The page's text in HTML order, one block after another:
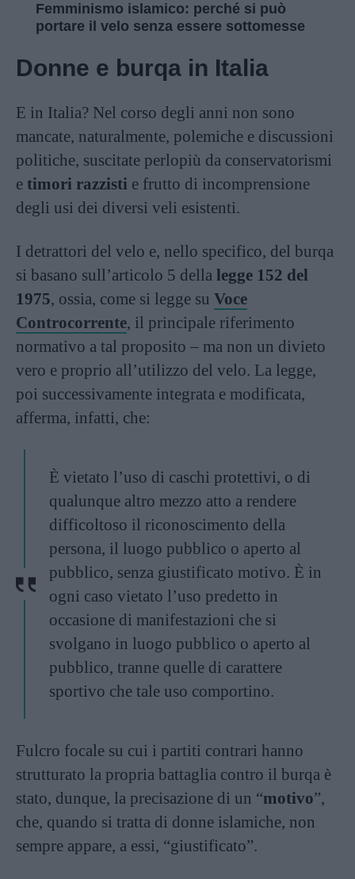
Femminismo islamico: perché si può
portare il velo senza essere sottomesse
Donne e burqa in Italia
E in Italia? Nel corso degli anni non sono
mancate, naturalmente, polemiche e discussioni
politiche, suscitate perlopiù da conservatorismi
e timori razzisti e frutto di incomprensione
degli usi dei diversi veli esistenti.
I detrattori del velo e, nello specifico, del burqa
si basano sull’articolo 5 della legge 152 del
1975, ossia, come si legge su Voce
Controcorrente, il principale riferimento
normativo a tal proposito – ma non un divieto
vero e proprio all’utilizzo del velo. La legge,
poi successivamente integrata e modificata,
afferma, infatti, che:
È vietato l’uso di caschi protettivi, o di
qualunque altro mezzo atto a rendere
difficoltoso il riconoscimento della
persona, il luogo pubblico o aperto al
pubblico, senza giustificato motivo. È in
ogni caso vietato l’uso predetto in
occasione di manifestazioni che si
svolgano in luogo pubblico o aperto al
pubblico, tranne quelle di carattere
sportivo che tale uso comportino.
Fulcro focale su cui i partiti contrari hanno
strutturato la propria battaglia contro il burqa è
stato, dunque, la precisazione di un “motivo”,
che, quando si tratta di donne islamiche, non
sempre appare, a essi, “giustificato”.